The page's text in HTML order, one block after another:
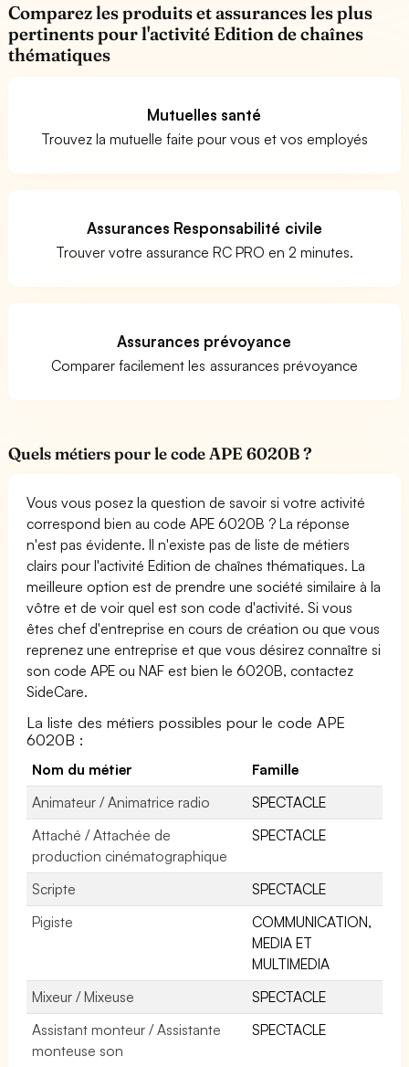
Comparez les produits et assurances les plus
pertinents pour l'activité Edition de chaînes
thématiques
Mutuelles santé
Trouvez la mutuelle faite pour vous et vos employés
Assurances Responsabilité civile
Trouver votre assurance RC PRO en 2 minutes.
Assurances prévoyance
Comparer facilement les assurances prévoyance
Quels métiers pour le code APE 6020B ?
Vous vous posez la question de savoir si votre activité
correspond bien au code APE 6020B ? La réponse
n'est pas évidente. Il n'existe pas de liste de métiers
clairs pour l'activité Edition de chaînes thématiques. La
meilleure option est de prendre une société similaire à la
vôtre et de voir quel est son code d'activité. Si vous
êtes chef d'entreprise en cours de création ou que vous
reprenez une entreprise et que vous désirez connaître si
son code APE ou NAF est bien le 6020B, contactez
SideCare.
La liste des métiers possibles pour le code APE
6020B :
Nom du métier
Famille
Animateur / Animatrice radio
SPECTACLE
Attaché / Attachée de
production cinématographique
SPECTACLE
Scripte
SPECTACLE
Pigiste
COMMUNICATION,
MEDIA ET
MULTIMEDIA
Mixeur / Mixeuse
SPECTACLE
Assistant monteur / Assistante
monteuse son
SPECTACLE